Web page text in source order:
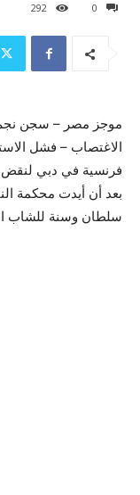
0
292
الاغتصاب – فشل
فرنسية في دبي لنقض
سلطان وسنة للشاب